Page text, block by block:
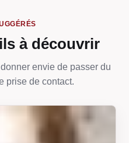
à découvrir
envie de passer du
prise de contact.